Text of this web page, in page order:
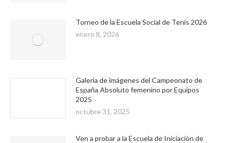
Torneo de la Escuela Social de Tenis 2026
enero 8, 2026
Galería de imágenes del Campeonato de
España Absoluto femenino por Equipos
2025
octubre 31, 2025
Ven a probar a la Escuela de Iniciación de